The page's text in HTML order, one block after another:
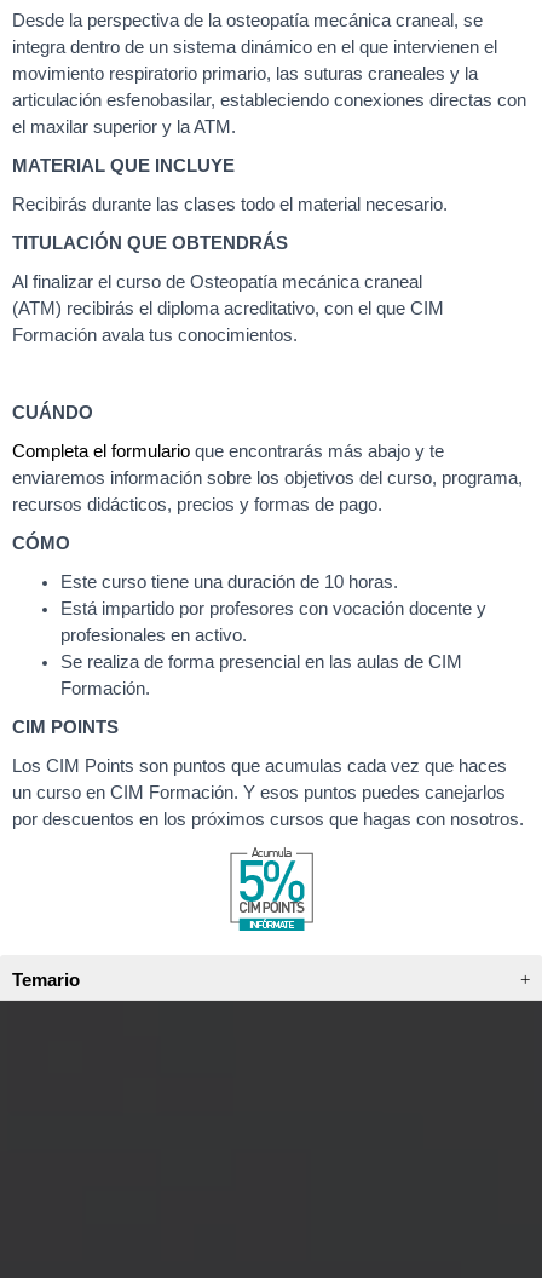
Desde la perspectiva de la osteopatía mecánica craneal, se
integra dentro de un sistema dinámico en el que intervienen el
movimiento respiratorio primario, las suturas craneales y la
articulación esfenobasilar, estableciendo conexiones directas con
el maxilar superior y la ATM.
MATERIAL QUE INCLUYE
Recibirás durante las clases todo el material necesario.
TITULACIÓN QUE OBTENDRÁS
Al finalizar el curso de Osteopatía mecánica craneal
(ATM) recibirás el diploma acreditativo, con el que CIM
Formación avala tus conocimientos.
CUÁNDO
Completa el formulario que encontrarás más abajo y te
enviaremos información sobre los objetivos del curso, programa,
recursos didácticos, precios y formas de pago.
CÓMO
Este curso tiene una duración de 10 horas.
Está impartido por profesores con vocación docente y
profesionales en activo.
Se realiza de forma presencial en las aulas de CIM
Formación.
CIM POINTS
Los CIM Points son puntos que acumulas cada vez que haces
un curso en CIM Formación. Y esos puntos puedes canejarlos
por descuentos en los próximos cursos que hagas con nosotros.
Temario